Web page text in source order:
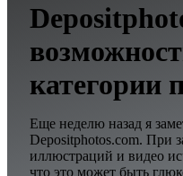
категории
Еще неделю назад я
Depositphotos.com. При
иллюстраций и видео
что это может быть